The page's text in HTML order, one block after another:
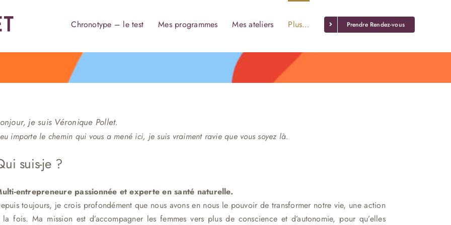
Chronotype – le test Mes programmes Mes ateliers Plus… Prendre Rendez-vous
je suis Véronique Pollet.
importe le chemin qui vous a mené ici, je suis vraiment ravie que vous soyez là.
suis-je ?
entrepreneure passionnée et experte en santé naturelle.
toujours, je crois profondément que nous avons en nous le pouvoir de transformer notre vie, une action
fois. Ma mission est d’accompagner les femmes vers plus de conscience et d’autonomie, pour qu’elles